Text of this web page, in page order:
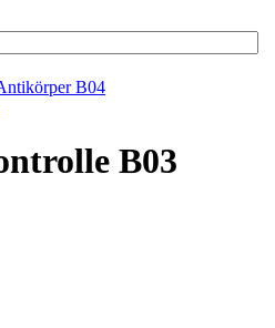
B04
B03